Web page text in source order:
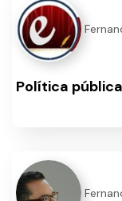
Política